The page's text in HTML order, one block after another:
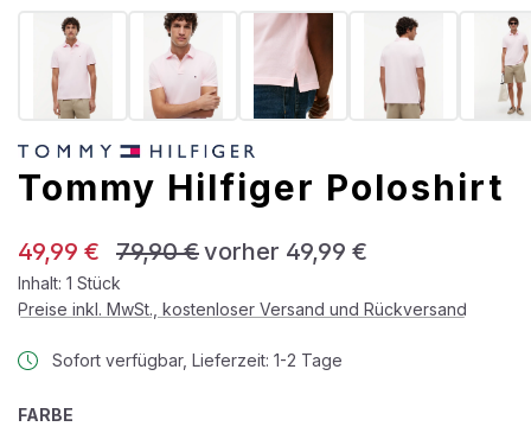
Tommy Hilfiger Poloshirt
Verkaufspreis:
49,99 € Regulärer Preis:
79,90 €vorher 49,99 €
Inhalt: 1 Stück
Preise inkl. MwSt., kostenloser Versand und Rückversand
Sofort verfügbar, Lieferzeit: 1-2 Tage
FARBE